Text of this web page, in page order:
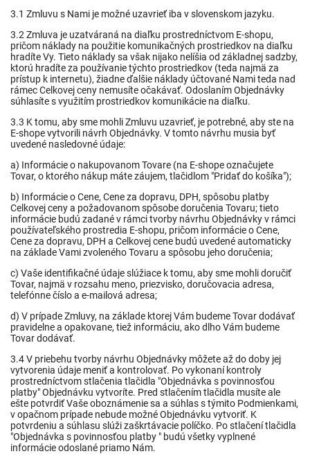
3.1 Zmluvu s Nami je možné uzavrieť iba v slovenskom jazyku.
3.2 Zmluva je uzatváraná na diaľku prostredníctvom E-shopu,
pričom náklady na použitie komunikačných prostriedkov na diaľku
hradíte Vy. Tieto náklady sa však nijako nelíšia od základnej sadzby,
ktorú hradíte za používanie týchto prostriedkov (teda najmä za
prístup k internetu), žiadne ďalšie náklady účtované Nami teda nad
rámec Celkovej ceny nemusíte očakávať. Odoslaním Objednávky
súhlasíte s využitím prostriedkov komunikácie na diaľku.
3.3 K tomu, aby sme mohli Zmluvu uzavrieť, je potrebné, aby ste na
E-shope vytvorili návrh Objednávky. V tomto návrhu musia byť
uvedené nasledovné údaje:
a) Informácie o nakupovanom Tovare (na E-shope označujete
Tovar, o ktorého nákup máte záujem, tlačidlom "Pridať do košíka");
b) Informácie o Cene, Cene za dopravu, DPH, spôsobu platby
Celkovej ceny a požadovanom spôsobe doručenia Tovaru; tieto
informácie budú zadané v rámci tvorby návrhu Objednávky v rámci
používateľského prostredia E-shopu, pričom informácie o Cene,
Cene za dopravu, DPH a Celkovej cene budú uvedené automaticky
na základe Vami zvoleného Tovaru a spôsobu jeho doručenia;
c) Vaše identifikačné údaje slúžiace k tomu, aby sme mohli doručiť
Tovar, najmä v rozsahu meno, priezvisko, doručovacia adresa,
telefónne číslo a e-mailová adresa;
d) V prípade Zmluvy, na základe ktorej Vám budeme Tovar dodávať
pravidelne a opakovane, tiež informáciu, ako dlho Vám budeme
Tovar dodávať.
3.4 V priebehu tvorby návrhu Objednávky môžete až do doby jej
vytvorenia údaje meniť a kontrolovať. Po vykonaní kontroly
prostredníctvom stlačenia tlačidla "Objednávka s povinnosťou
platby" Objednávku vytvoríte. Pred stlačením tlačidla musíte ale
ešte potvrdiť Vaše oboznámenie sa a súhlas s týmito Podmienkami,
v opačnom prípade nebude možné Objednávku vytvoriť. K
potvrdeniu a súhlasu slúži zaškrtávacie políčko. Po stlačení tlačidla
"Objednávka s povinnosťou platby " budú všetky vyplnené
informácie odoslané priamo Nám.